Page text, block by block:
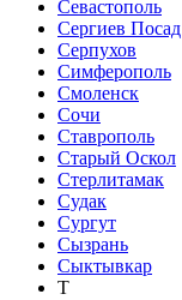
Севастополь
Сергиев Посад
Серпухов
Симферополь
Смоленск
Сочи
Ставрополь
Старый Оскол
Стерлитамак
Судак
Сургут
Сызрань
Сыктывкар
Т